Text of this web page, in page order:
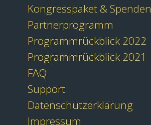
Kongresspaket & Spenden
Partnerprogramm
Programmrückblick 2022
Programmrückblick 2021
FAQ
Support
Datenschutzerklärung
Impressum